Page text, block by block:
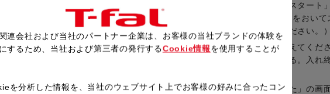
パンケースを本体にセットする。「すぐにスタート
ト」を選択してOKボタンを押す。（「時間をおい
説明書の指示に従い予約時間を設定してください。）
ブザー音が鳴り「エメンタールチーズを加えてくだ
体のふたを開けエメンタールチーズを入れる。入れ
ブザー音が鳴ったら「レシピが完了しました」の画
連会社および当社のパートナー企業は、お客様の当社ブランドの体験を
するため、当社および第三者の発行するCookie情報 を使用することが
を分析した情報を、当社のウェブサイト上でお客様の好みに合ったコン